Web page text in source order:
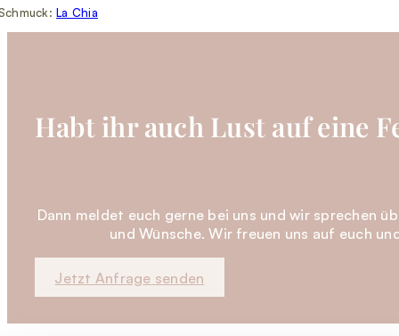
La Chia
Habt ihr auch Lust auf eine
Dann meldet euch gerne bei uns und wir sprechen
und Wünsche. Wir freuen uns auf euch
Jetzt Anfrage senden